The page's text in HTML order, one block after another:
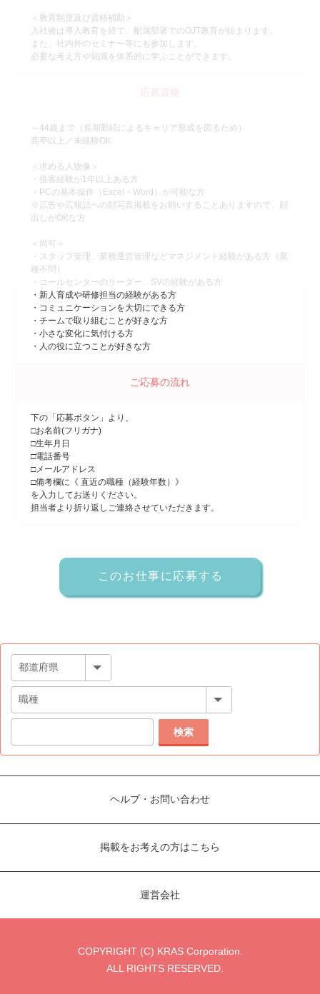
＜教育制度及び資格補助＞
入社後は導入教育を経て、配属部署でのOJT教育が始まります。
また、社内外のセミナー等にも参加します。
必要な考え方や知識を体系的に学ぶことができます。
応募資格
～44歳まで（長期勤続によるキャリア形成を図るため）
高卒以上／未経験OK
＜求める人物像＞
・接客経験が1年以上ある方
・PCの基本操作（Excel・Word）が可能な方
※広告や広報誌への顔写真掲載をお願いすることありますので、顔
出しがOKな方
＜尚可＞
・スタッフ管理、業務運営管理などマネジメント経験がある方（業
種不問）
・コールセンターのリーダー、SVの経験がある方
・新人育成や研修担当の経験がある方
・コミュニケーションを大切にできる方
・チームで取り組むことが好きな方
・小さな変化に気付ける方
・人の役に立つことが好きな方
ご応募の流れ
下の「応募ボタン」より、
□お名前(フリガナ)
□生年月日
□電話番号
□メールアドレス
□備考欄に《 直近の職種（経験年数）》
を入力してお送りください。
担当者より折り返しご連絡させていただきます。
検索
ヘルプ・お問い合わせ
掲載をお考えの方はこちら
運営会社
COPYRIGHT (C) KRAS Corporation.
ALL RIGHTS RESERVED.